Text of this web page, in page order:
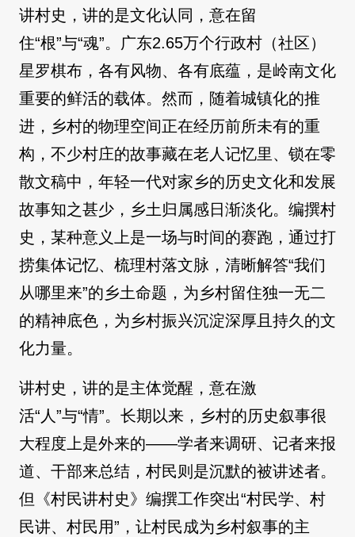
讲村史，讲的是文化认同，意在留
住“根”与“魂”。广东2.65万个行政村（社区）
星罗棋布，各有风物、各有底蕴，是岭南文化
重要的鲜活的载体。然而，随着城镇化的推
进，乡村的物理空间正在经历前所未有的重
构，不少村庄的故事藏在老人记忆里、锁在零
散文稿中，年轻一代对家乡的历史文化和发展
故事知之甚少，乡土归属感日渐淡化。编撰村
史，某种意义上是一场与时间的赛跑，通过打
捞集体记忆、梳理村落文脉，清晰解答“我们
从哪里来”的乡土命题，为乡村留住独一无二
的精神底色，为乡村振兴沉淀深厚且持久的文
化力量。
讲村史，讲的是主体觉醒，意在激
活“人”与“情”。长期以来，乡村的历史叙事很
大程度上是外来的——学者来调研、记者来报
道、干部来总结，村民则是沉默的被讲述者。
但《村民讲村史》编撰工作突出“村民学、村
民讲、村民用”，让村民成为乡村叙事的主